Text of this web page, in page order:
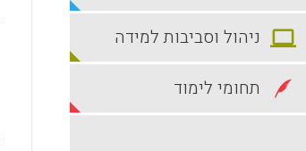
ניהול וסביבות למידה
תחומי לימוד